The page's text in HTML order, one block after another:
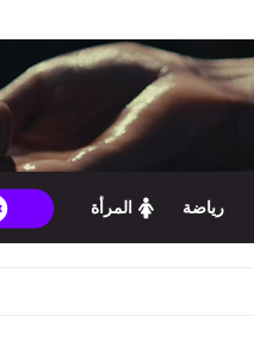
رياضة المرأة